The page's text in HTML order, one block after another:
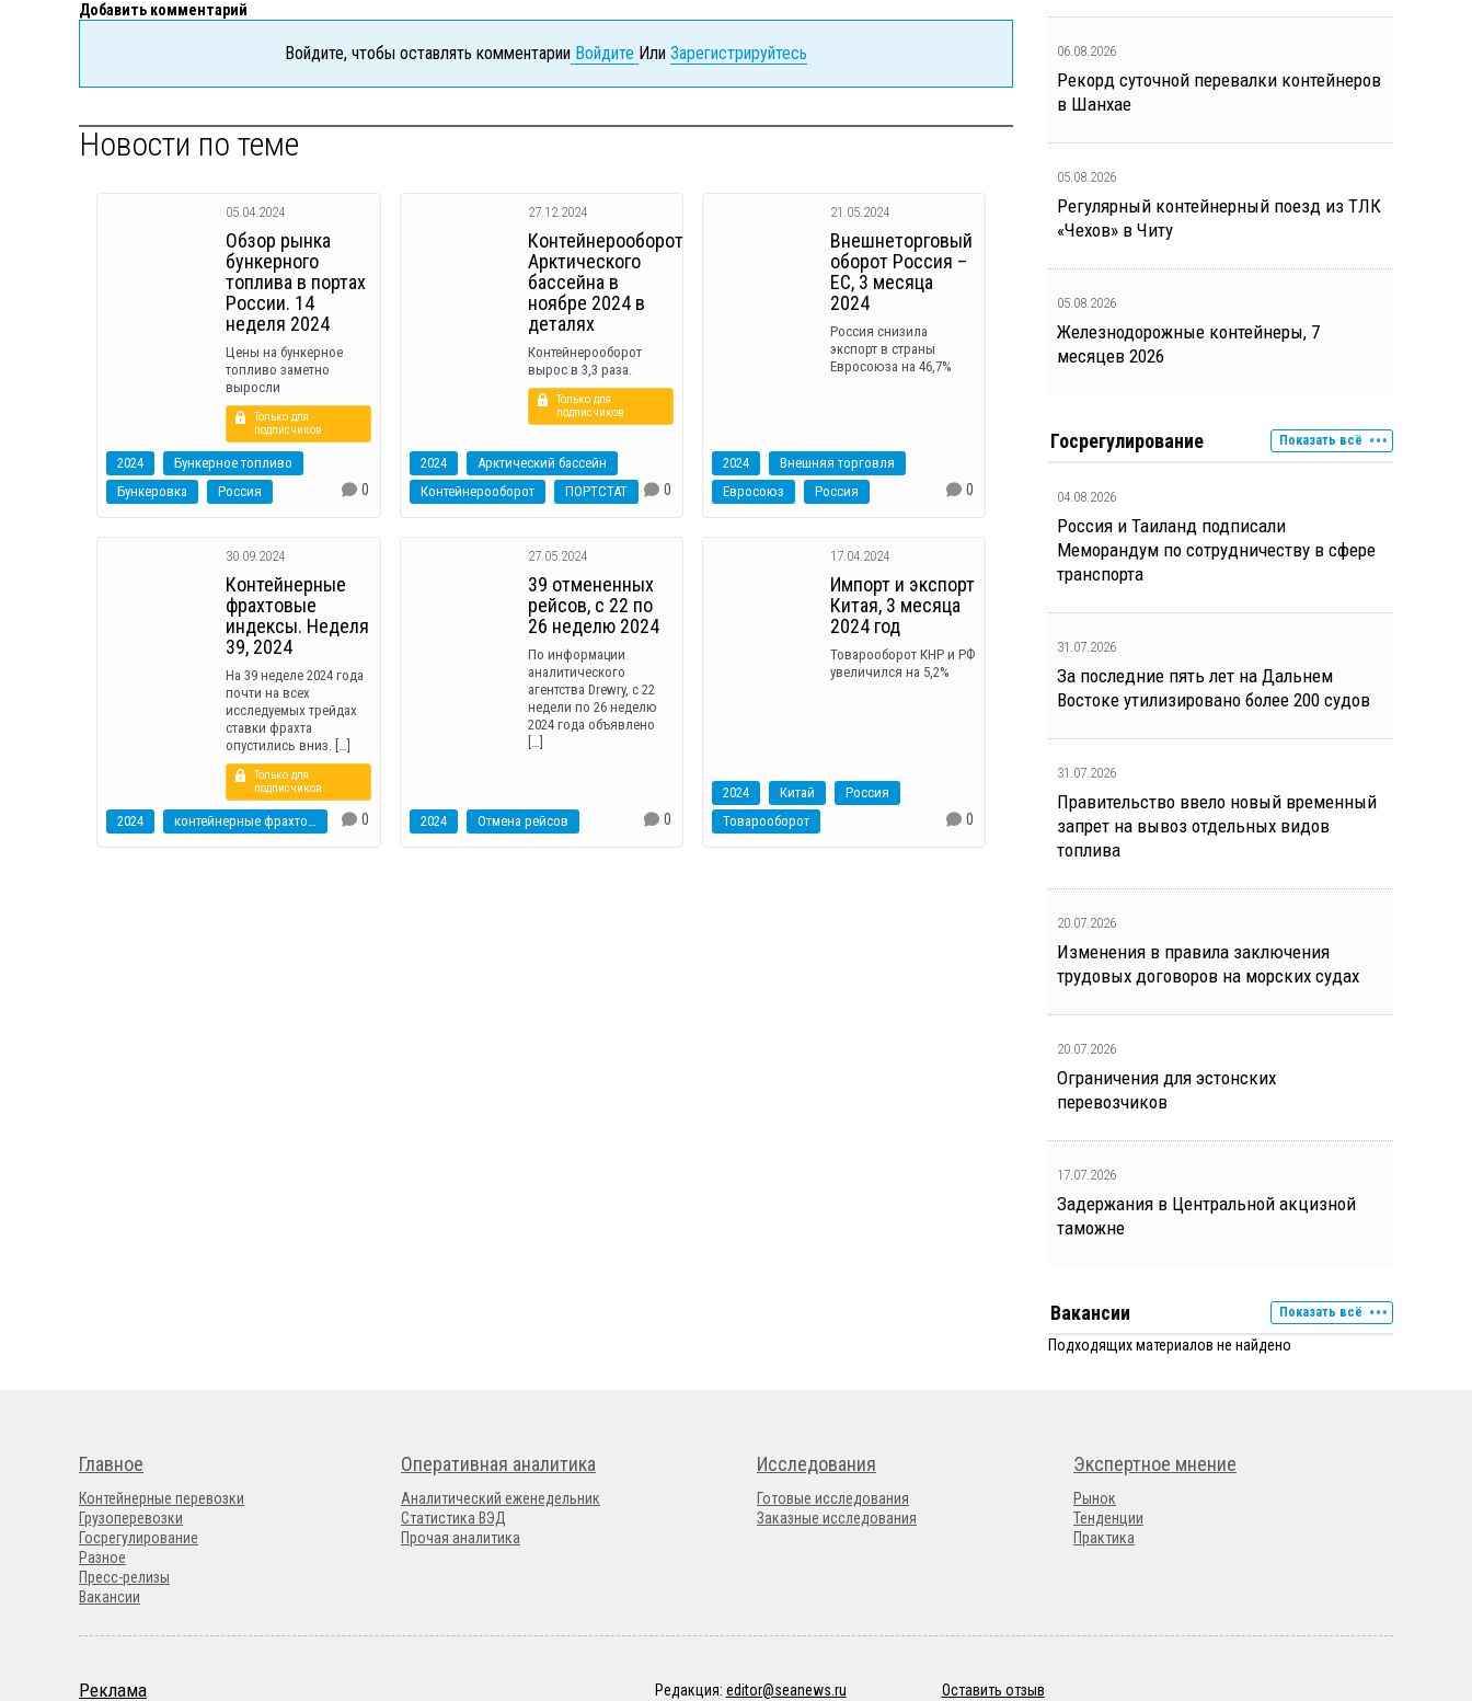
Добавить комментарий
Войдите, чтобы оставлять комментарии Войдите Или Зарегистрируйтесь
Новости по теме
05.04.2024
Обзор рынка
бункерного
топлива в портах
России. 14
неделя 2024
Цены на бункерное
топливо заметно
выросли
Только для
подписчиков
2024
Бункерное топливо
Бункеровка
Россия 0
27.12.2024
Контейнерооборот
Арктического
бассейна в
ноябре 2024 в
деталях
Контейнерооборот
вырос в 3,3 раза.
Только для
подписчиков
2024
Арктический бассейн
Контейнерооборот
ПОРТСТАТ 0
21.05.2024
Внешнеторговый
оборот Россия –
ЕС, 3 месяца
2024
Россия снизила
экспорт в страны
Евросоюза на 46,7%
2024
Внешняя торговля
Евросоюз
Россия 0
30.09.2024
Контейнерные
фрахтовые
индексы. Неделя
39, 2024
На 39 неделе 2024 года
почти на всех
исследуемых трейдах
ставки фрахта
опустились вниз. […]
Только для
подписчиков
2024 контейнерные фрахтовые индексы 0
27.05.2024
39 отмененных
рейсов, с 22 по
26 неделю 2024
По информации
аналитического
агентства Drewry, с 22
недели по 26 неделю
2024 года объявлено
[…]
2024 Отмена рейсов 0
17.04.2024
Импорт и экспорт
Китая, 3 месяца
2024 год
Товарооборот КНР и РФ
увеличился на 5,2%
2024 Китай
Россия
Товарооборот
0
06.08.2026
Рекорд суточной перевалки контейнеров
в Шанхае
05.08.2026
Регулярный контейнерный поезд из ТЛК
«Чехов» в Читу
05.08.2026
Железнодорожные контейнеры, 7
месяцев 2026
Госрегулирование Показать всё
04.08.2026
Россия и Таиланд подписали
Меморандум по сотрудничеству в сфере
транспорта
31.07.2026
За последние пять лет на Дальнем
Востоке утилизировано более 200 судов
31.07.2026
Правительство ввело новый временный
запрет на вывоз отдельных видов
топлива
20.07.2026
Изменения в правила заключения
трудовых договоров на морских судах
20.07.2026
Ограничения для эстонских
перевозчиков
17.07.2026
Задержания в Центральной акцизной
таможне
Вакансии Показать всё
Подходящих материалов не найдено
Главное
Контейнерные перевозки
Грузоперевозки
Госрегулирование
Разное
Пресс-релизы
Вакансии
Оперативная аналитика
Аналитический еженедельник
Статистика ВЭД
Прочая аналитика
Исследования
Готовые исследования
Заказные исследования
Экспертное мнение
Рынок
Тенденции
Практика
Реклама Редакция: editor@seanews.ru Оставить отзыв